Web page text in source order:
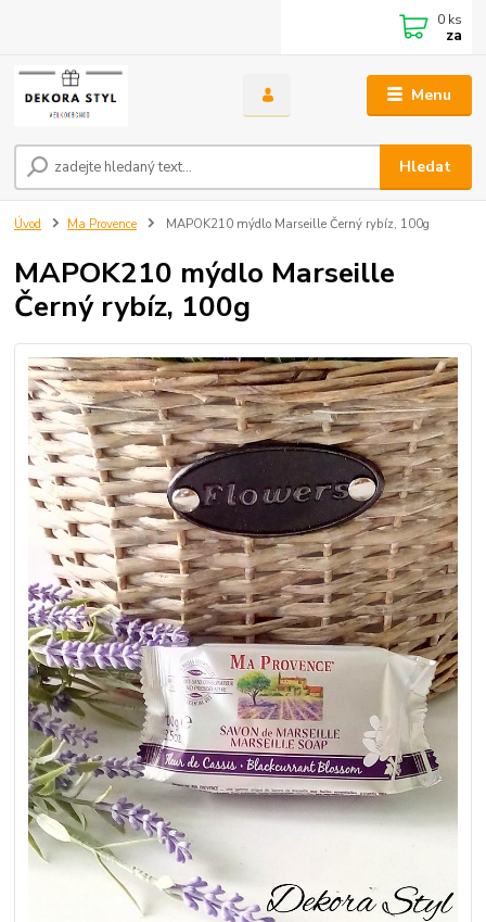
Menu
Hledat
0 ks
za
Úvod Ma Provence MAPOK210 mýdlo Marseille Černý rybíz, 100g
MAPOK210 mýdlo Marseille
Černý rybíz, 100g